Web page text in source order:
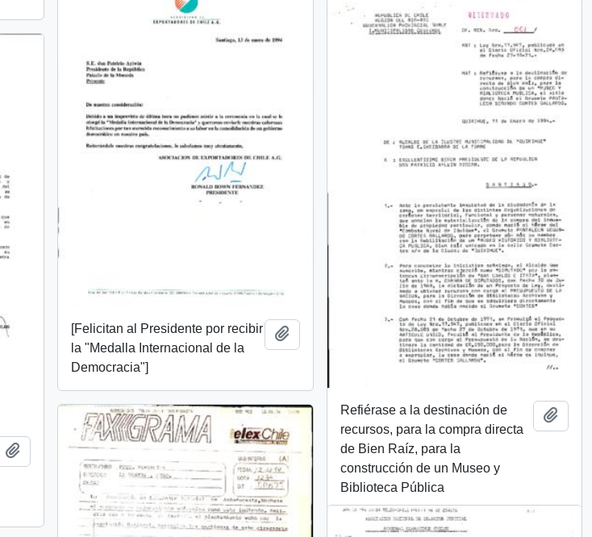
[Felicitan al Presidente por recibir
la "Medalla Internacional de la
Democracia"]
Añadir al portapapeles
Refiérase a la destinación de
recursos, para la compra directa
de Bien Raíz, para la
construcción de un Museo y
Biblioteca Pública
Añadir al portapapeles